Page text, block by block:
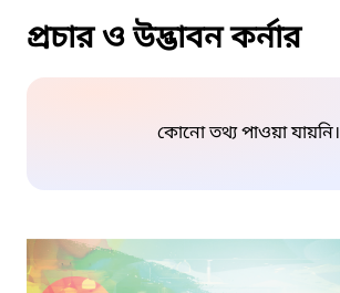
প্রচার ও উদ্ভাবন কর্নার
কোনো তথ্য পাওয়া যায়নি।